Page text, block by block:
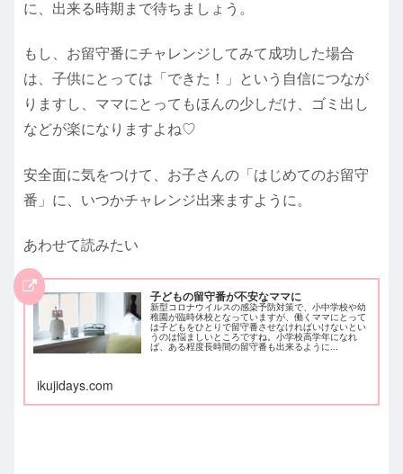
に、出来る時期まで待ちましょう。
もし、お留守番にチャレンジしてみて成功した場合
は、子供にとっては「できた！」という自信につなが
りますし、ママにとってもほんの少しだけ、ゴミ出し
などが楽になりますよね♡
安全面に気をつけて、お子さんの「はじめてのお留守
番」に、いつかチャレンジ出来ますように。
あわせて読みたい
子どもの留守番が不安なママに
新型コロナウイルスの感染予防対策で、小中学校や幼
稚園が臨時休校となっていますが、働くママにとって
は子どもをひとりで留守番させなければいけないとい
うのは悩ましいところですね。小学校高学年になれ
ば、ある程度長時間の留守番も出来るように...
ikujidays.com